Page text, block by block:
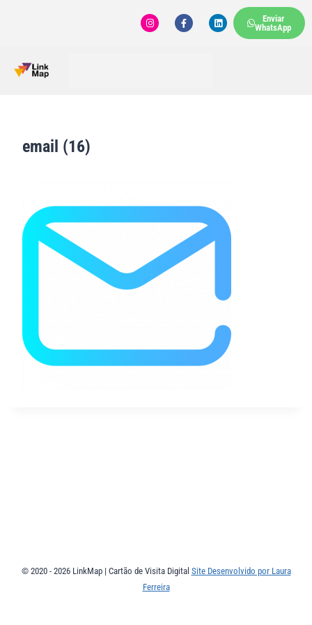
Enviar
WhatsApp
email (16)
© 2020 - 2026 LinkMap | Cartão de Visita Digital Site Desenvolvido por Laura
Ferreira